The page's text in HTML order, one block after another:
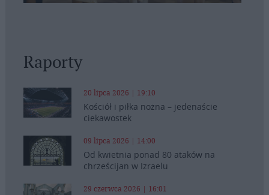
Raporty
20 lipca 2026 | 19:10
Kościół i piłka nożna – jedenaście
ciekawostek
09 lipca 2026 | 14:00
Od kwietnia ponad 80 ataków na
chrześcijan w Izraelu
29 czerwca 2026 | 16:01